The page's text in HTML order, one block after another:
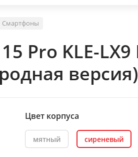
Смартфоны
Pro KLE-LX9
версия)
Цвет корпуса
мятный сиреневый